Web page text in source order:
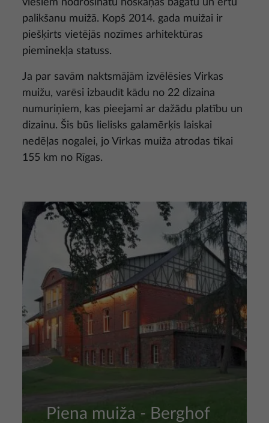
viesiem nodrošinātu noskaņas bagātu un ērtu
palikšanu muižā. Kopš 2014. gada muižai ir
piešķirts vietējās nozīmes arhitektūras
pieminekļa statuss.
Ja par savām naktsmājām izvēlēsies Virkas
muižu, varēsi izbaudīt kādu no 22 dizaina
numuriņiem, kas pieejami ar dažādu platību un
dizainu. Šis būs lielisks galamērķis laiskai
nedēļas nogalei, jo Virkas muiža atrodas tikai
155 km no Rīgas.
Piena muiža - Berghof
Attēls